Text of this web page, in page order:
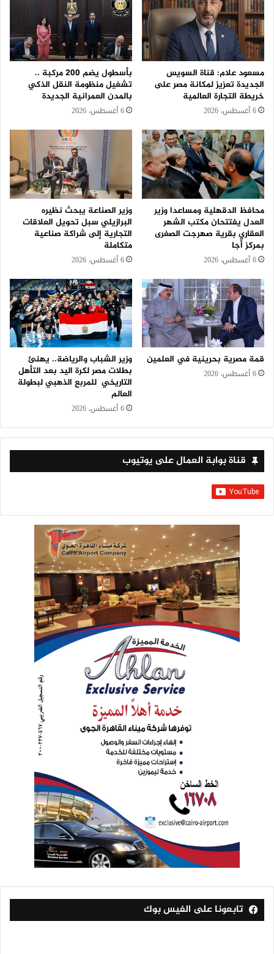
مسعود علام: قناة السويس
الجديدة تعزيز لمكانة مصر على
خريطة التجارة العالمية
6 أغسطس، 2026
بأسطول يضم 200 مركبة ..
تشغيل منظومة النقل الذكي
بالمدن العمرانية الجديدة
6 أغسطس، 2026
محافظ الدقهلية ومساعدا وزير
العدل يفتتحان مكتب الشهر
العقاري بقرية صهرجت الصغرى
بمركز أجا
6 أغسطس، 2026
وزير الصناعة يبحث نظيره
البرازيلي سبل تحويل العلاقات
التجارية إلى شراكة صناعية
متكاملة
6 أغسطس، 2026
قمة مصرية بحرينية في العلمين
6 أغسطس، 2026
وزير الشباب والرياضة.. يهنئ
بطلات مصر لكرة اليد بعد التأهل
التاريخي للمربع الذهبي لبطولة
العالم
6 أغسطس، 2026
قناة بوابة العمال على يوتيوب
تابعونا على الفيس بوك